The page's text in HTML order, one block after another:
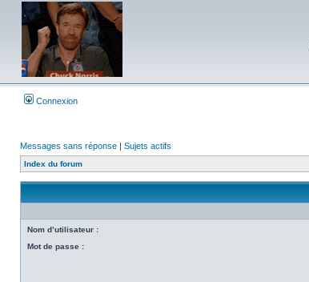
Connexion
Messages sans réponse | Sujets actifs
Index du forum
Nom d’utilisateur :
Mot de passe :